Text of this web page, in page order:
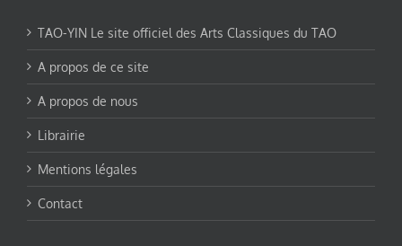
TAO-YIN Le site officiel des Arts Classiques du TAO
A propos de ce site
A propos de nous
Librairie
Mentions légales
Contact